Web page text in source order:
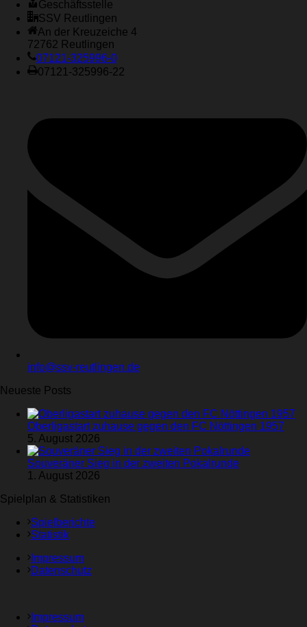
Geschäftsstelle
SSV Reutlingen
An der Kreuzeiche 4
72762 Reutlingen
07121-325996-0
07121-325996-22
info@ssv-reutlingen.de
Neueste Posts
Oberligastart zuhause gegen den FC Nöttingen 1957
5. August 2026
Souveräner Sieg in der zweiten Pokalrunde
1. August 2026
Spielplan & Statistiken
Spielberichte
Statistik
Impressum
Datenschutz
Impressum